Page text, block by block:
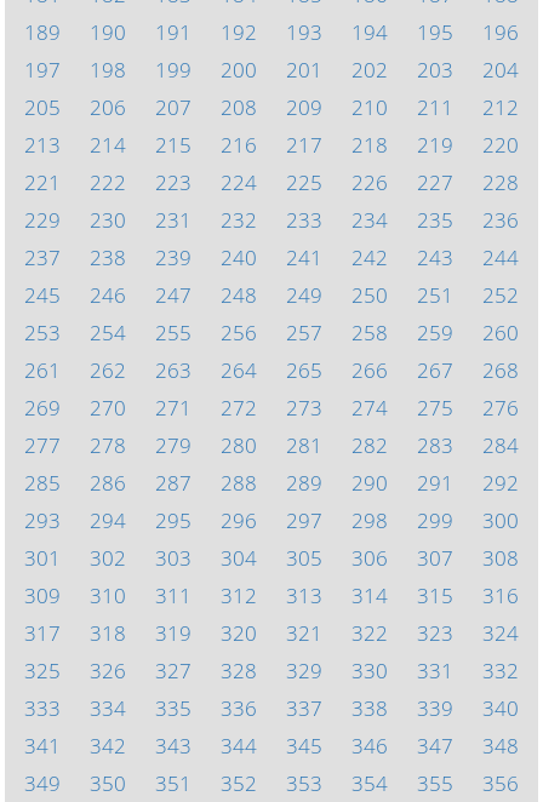
189
190 191 192 193 194 195
196
197
198 199 200 201 202 203
204
205
206 207 208 209 210 211
212
213
214 215 216 217 218 219
220
221
222 223 224 225 226 227
228
229
230 231 232 233 234 235
236
237
238 239 240 241 242 243
244
245
246 247 248 249 250 251
252
253
254 255 256 257 258 259
260
261
262 263 264 265 266 267
268
269
270 271 272 273 274 275
276
277
278 279 280 281 282 283
284
285
286 287 288 289 290 291
292
293
294 295 296 297 298 299
300
301
302 303 304 305 306 307
308
309
310 311 312 313 314 315
316
317
318 319 320 321 322 323
324
325
326 327 328 329 330 331
332
333
334 335 336 337 338 339
340
341
342 343 344 345 346 347
348
349
350 351 352 353 354 355 356